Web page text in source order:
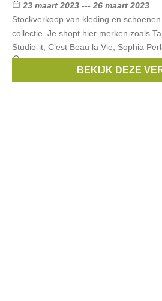
23 maart 2023 --- 26 maart 2023
Stockverkoop van kleding en
collectie. Je shopt hier merken zoals
Studio-it, C’est Beau la Vie, Sophia
Merken:Amelie & Amelie,Tamaris
BEKIJK DEZE